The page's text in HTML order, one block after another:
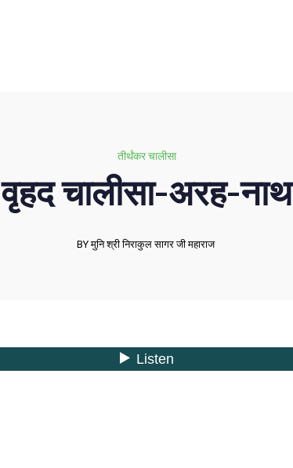
तीर्थंकर चालीसा
वृहद चालीसा-अरह-नाथ
BY मुनि श्री निराकुल सागर जी महाराज